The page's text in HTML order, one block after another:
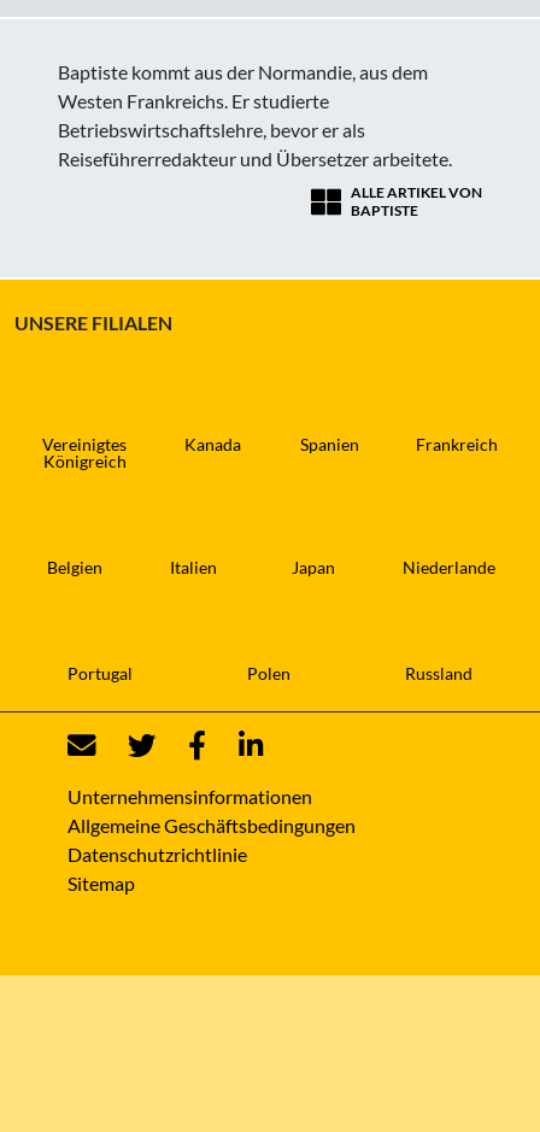
Baptiste kommt aus der Normandie, aus dem
Westen Frankreichs. Er studierte
Betriebswirtschaftslehre, bevor er als
Reiseführerredakteur und Übersetzer arbeitete.
ALLE ARTIKEL VON
BAPTISTE
UNSERE FILIALEN
Vereinigtes
Königreich
Kanada Spanien Frankreich
Belgien Italien Japan Niederlande
Portugal Polen Russland
Unternehmensinformationen
Allgemeine Geschäftsbedingungen
Datenschutzrichtlinie
Sitemap